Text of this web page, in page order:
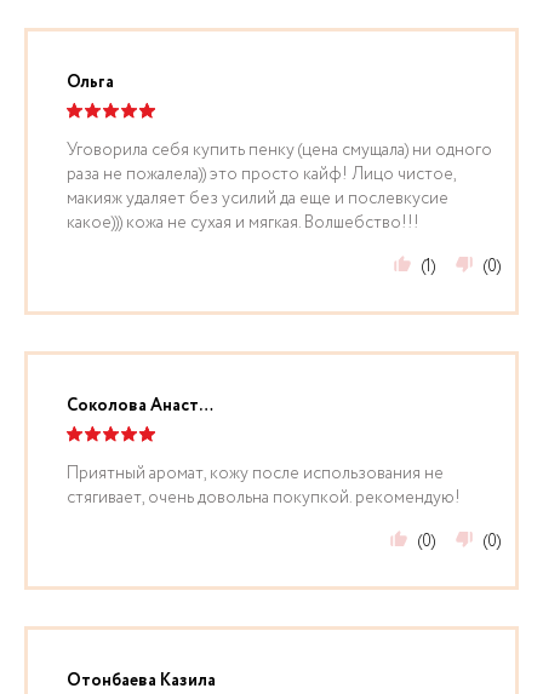
Ольга
Уговорила себя купить пенку (цена смущала) ни одного
раза не пожалела)) это просто кайф! Лицо чистое,
макияж удаляет без усилий да еще и послевкусие
какое))) кожа не сухая и мягкая. Волшебство!!!
(1)
(0)
Соколова Анастасия
Приятный аромат, кожу после использования не
стягивает, очень довольна покупкой. рекомендую!
(0)
(0)
Отонбаева Казила